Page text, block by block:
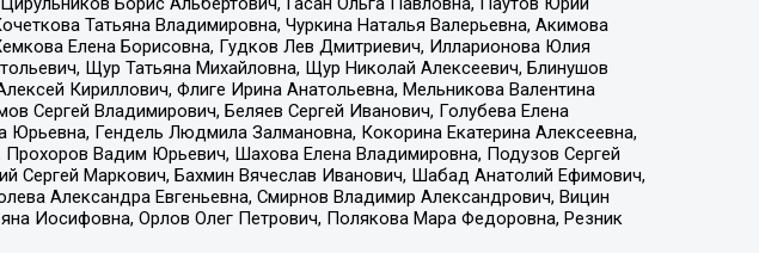
Татьяна Владимировна, Чуркина Наталья Валерьевна, Акимова
Елена Борисовна, Гудков Лев Дмитриевич, Илларионова Юлия
Щур Татьяна Михайловна, Щур Николай Алексеевич, Блинушов
Кириллович, Флиге Ирина Анатольевна, Мельникова Валентина
Сергей Владимирович, Беляев Сергей Иванович, Голубева Елена
Юрьевна, Гендель Людмила Залмановна, Кокорина Екатерина Алексеевна,
Вадим Юрьевич, Шахова Елена Владимировна, Подузов Сергей
Сергей Маркович, Бахмин Вячеслав Иванович, Шабад Анатолий Ефимович,
Александра Евгеньевна, Смирнов Владимир Александрович, Вицин
Иосифовна, Орлов Олег Петрович, Полякова Мара Федоровна, Резник